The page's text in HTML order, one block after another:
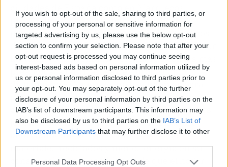
If you wish to opt-out of the sale, sharing to third parties, or
processing of your personal or sensitive information for
targeted advertising by us, please use the below opt-out
section to confirm your selection. Please note that after your
opt-out request is processed you may continue seeing
interest-based ads based on personal information utilized by
us or personal information disclosed to third parties prior to
your opt-out. You may separately opt-out of the further
disclosure of your personal information by third parties on the
IAB’s list of downstream participants. This information may
also be disclosed by us to third parties on the IAB’s List of
Downstream Participants that may further disclose it to other
Personal Data Processing Opt Outs
proporciona la experiencia que le dio su
participación activa en proyectos tecnológicos
desde el año 2003, así como su compromiso con
la citada sostenibilidad y el acuerdo con los más
prestigiosos fabricantes de Europa como
distribuidora.Como ves, no hay motivos para
poner en duda las razones por las cuales las
casas modulares son la opción preferida de los
jóvenes que tienen acceso a la vivienda. El
abaratamiento de este último, el uso de
materiales reciclados y menos energía en su
construcción, y la posibilidad de que el hogar